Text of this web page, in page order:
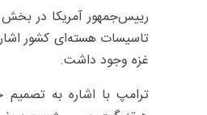
رییس‌جمهور آمریکا در
تاسیسات هسته‌ای کشور
غزه وجود داشت.
ترامپ با اشاره به